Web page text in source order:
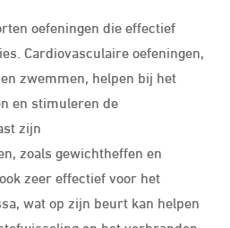
oefeningen die effectief
Cardiovasculaire oefeningen,
zwemmen, helpen bij het
en stimuleren de
zijn
zoals gewichtheffen en
zeer effectief voor het
wat op zijn beurt kan helpen